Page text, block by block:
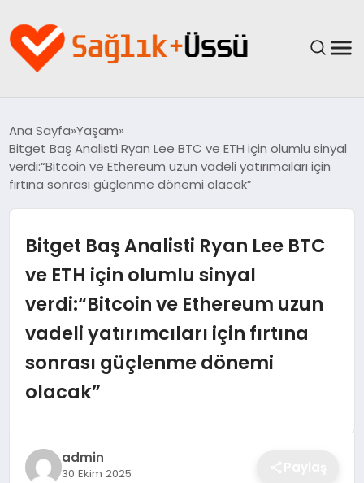
YAŞAM
GÜNCEL
SPOR & FITNESS
BESLENME
Ana Sayfa Yaşam
Bitget Baş Analisti Ryan Lee BTC ve ETH için olumlu sinyal
verdi:“Bitcoin ve Ethereum uzun vadeli yatırımcıları için
fırtına sonrası güçlenme dönemi olacak”
Bitget Baş Analisti Ryan Lee BTC
ve ETH için olumlu sinyal
verdi:“Bitcoin ve Ethereum uzun
vadeli yatırımcıları için fırtına
sonrası güçlenme dönemi
olacak”
admin
30 Ekim 2025